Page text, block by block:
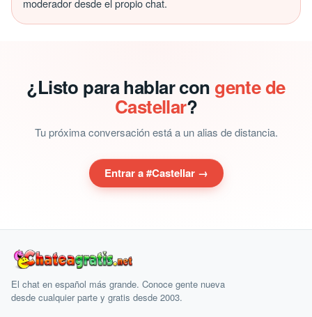
moderador desde el propio chat.
¿Listo para hablar con gente de
Castellar?
Tu próxima conversación está a un alias de distancia.
Entrar a #Castellar →
El chat en español más grande. Conoce gente nueva
desde cualquier parte y gratis desde 2003.